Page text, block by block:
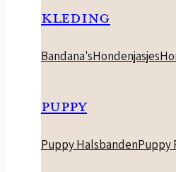
KLEDING
Bandana'sHondenjasjes
PUPPY
Puppy HalsbandenPuppy